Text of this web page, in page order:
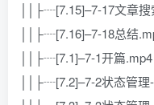
││├┈[7.15]–7-17文章
││├┈[7.16]–7-18总结
││├┈[7.1]–7-1开篇.mp4
││├┈[7.2]–7-2状态管